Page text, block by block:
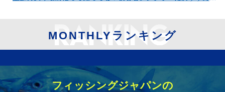
MONTHLYランキング
フィッシングジャパンの